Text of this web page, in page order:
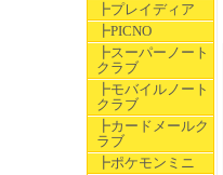
┣プレイディア
┣PICNO
┣スーパーノート
クラブ
┣モバイルノート
クラブ
┣カードメールク
ラブ
┣ポケモンミニ